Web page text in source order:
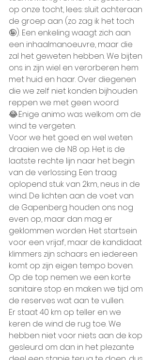
op onze tocht, lees: sluit achteraan
de groep aan (zo zag ik het toch
🤪). Een enkeling waagt zich aan
een inhaalmanoeuvre, maar die
zal het geweten hebben. We bijten
ons in zijn wiel en verorberen hem
met huid en haar. Over diegenen
die we zelf niet konden bijhouden
reppen we met geen woord
😂.Enige animo was welkom om de
wind te vergeten.
Voor we het goed en wel weten
draaien we de N8 op. Het is de
laatste rechte lijn naar het begin
van de verlossing. Een traag
oplopend stuk van 2km, neus in de
wind. De lichten aan de voet van
de Gapenberg houden ons nog
even op, maar dan mag er
geklommen worden. Het startsein
voor een vrijaf, maar de kandidaat
klimmers zijn schaars en iedereen
komt op zijn eigen tempo boven.
Op de top nemen we een korte
sanitaire stop en maken we tijd om
de reserves wat aan te vullen.
Er staat 40 km op teller en we
keren de wind de rug toe. We
hebben niet voor niets aan de kop
gesleurd om dan in het plezante